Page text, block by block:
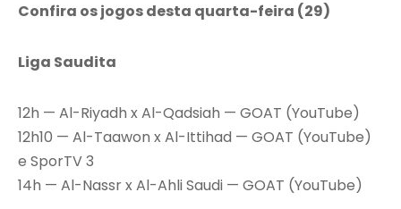
Confira os jogos desta quarta-feira (29)
Liga Saudita
12h — Al-Riyadh x Al-Qadsiah — GOAT (YouTube)
12h10 — Al-Taawon x Al-Ittihad — GOAT (YouTube)
e SporTV 3
14h — Al-Nassr x Al-Ahli Saudi — GOAT (YouTube)